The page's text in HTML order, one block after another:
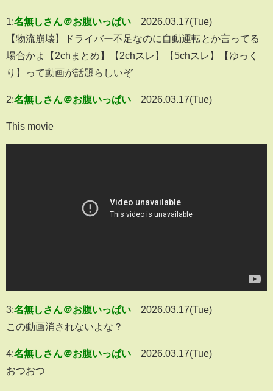
1:名無しさん＠お腹いっぱい
2026.03.17(Tue)
【物流崩壊】ドライバー不足なのに自動運転とか言ってる
場合かよ【2chまとめ】【2chスレ】【5chスレ】【ゆっく
り】って動画が話題らしいぞ
2:名無しさん＠お腹いっぱい 2026.03.17(Tue)
This movie
3:名無しさん＠お腹いっぱい
2026.03.17(Tue)
この動画消されないよな？
4:名無しさん＠お腹いっぱい
2026.03.17(Tue)
おつおつ